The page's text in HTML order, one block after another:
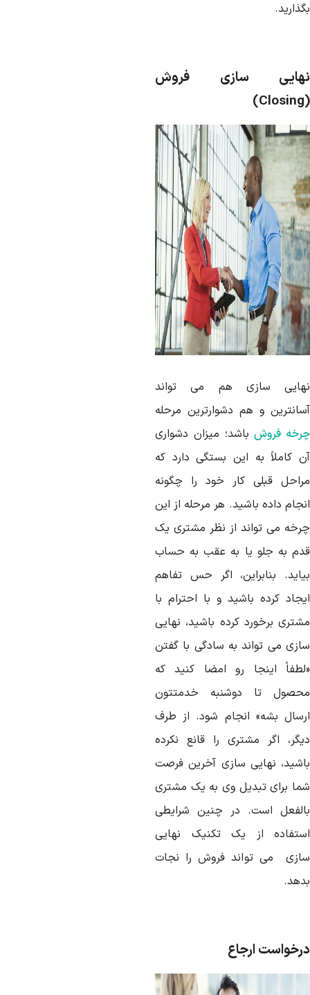
سازی فروش
Closing
)
سازی هم می تواند
و هم دشوارترین مرحله
فروشباشد؛ میزان دشواری
کاملاً به این بستگی دارد که
قبلی کار خود را چگونه
داده باشید. هر مرحله از این
می تواند از نظر مشتری یک
به جلو یا به عقب به حساب
بنابراین، اگر حس تفاهم
کرده باشید و با احترام با
برخورد کرده باشید، نهایی
می تواند به سادگی با گفتن
اینجا رو امضا کنید که
تا دوشنبه خدمتتون
بشه» انجام شود. از طرف
اگر مشتری را قانع نکرده
نهایی سازی آخرین فرصت
برای تبدیل وی به یک مشتری
است. در چنین شرایطی
از یک تکنیک نهایی
می تواند فروش را نجات
ارجاع